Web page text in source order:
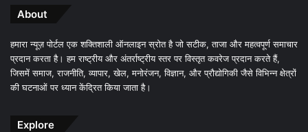
About
हमारा न्यूज़ पोर्टल एक शक्तिशाली ऑनलाइन स्रोत है जो सटीक, ताजा और महत्वपूर्ण समाचार
प्रदान करता है। हम राष्ट्रीय और अंतर्राष्ट्रीय स्तर पर विस्तृत कवरेज प्रदान करते हैं,
जिसमें समाज, राजनीति, व्यापार, खेल, मनोरंजन, विज्ञान, और प्रौद्योगिकी जैसे विभिन्न क्षेत्रों
की घटनाओं पर ध्यान केंद्रित किया जाता है।
Explore